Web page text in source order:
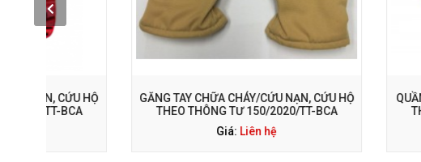
GĂNG TAY CHỮA CHÁY/CỨU NẠN, CỨU HỘ
THEO THÔNG TƯ 150/2020/TT-BCA
GỌI NGAY: 0938 563 114
QUẦN ÁO CHỮA
THEO THÔNG TƯ